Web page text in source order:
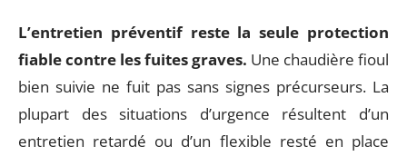
L’entretien préventif reste la seule protection
fiable contre les fuites graves. Une chaudière fioul
bien suivie ne fuit pas sans signes précurseurs. La
plupart des situations d’urgence résultent d’un
entretien retardé ou d’un flexible resté en place